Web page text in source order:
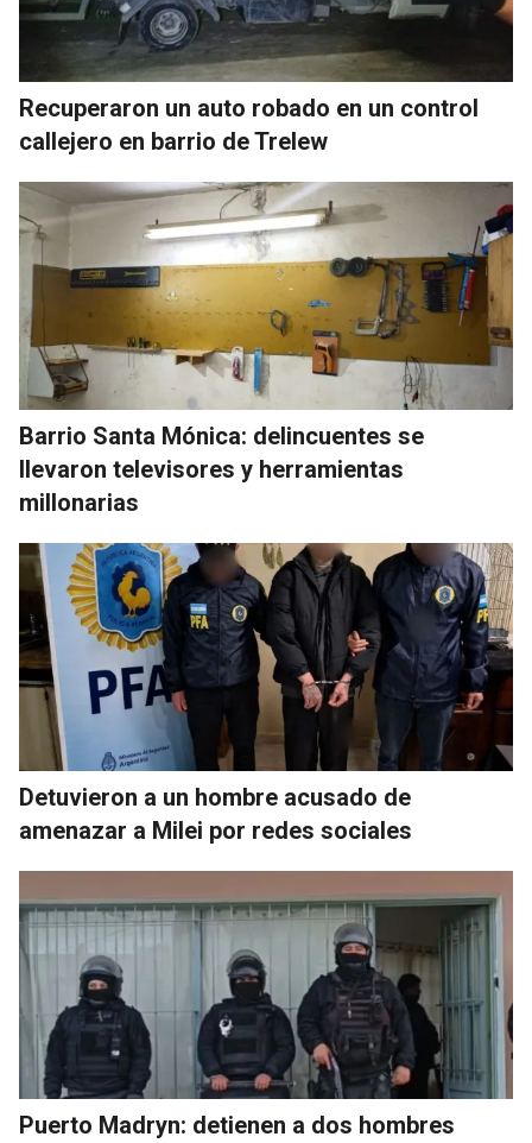
Recuperaron un auto robado en un control
callejero en barrio de Trelew
Barrio Santa Mónica: delincuentes se
llevaron televisores y herramientas
millonarias
Detuvieron a un hombre acusado de
amenazar a Milei por redes sociales
Puerto Madryn: detienen a dos hombres